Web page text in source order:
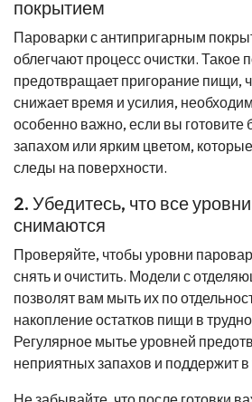
покрытием
Пароварки с антипригарным
облегчают процесс очистки. Такое
предотвращает пригорание пищи,
снижает время и усилия,
особенно важно, если вы готовите
запахом или ярким цветом,
следы на поверхности.
2. Убедитесь, что все
снимаются
Проверяйте, чтобы уровни
снять и очистить. Модели с
позволят вам мыть их по
накопление остатков пищи в
Регулярное мытье уровней
неприятных запахов и поддержит в